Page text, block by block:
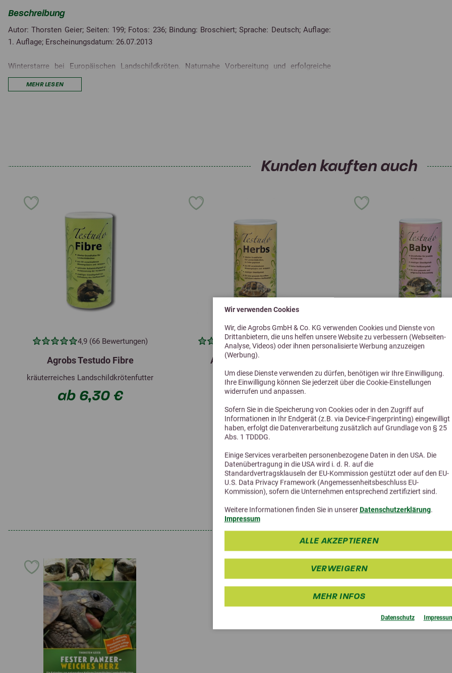
Wir verwenden Cookies
Wir, die Agrobs GmbH & Co. KG verwenden Cookies und Dienste von
Drittanbietern, die uns helfen unsere Website zu verbessern (Webseiten-
Analyse, Videos) oder ihnen personalisierte Werbung anzuzeigen
(Werbung).
Um diese Dienste verwenden zu dürfen, benötigen wir Ihre Einwilligung.
Ihre Einwilligung können Sie jederzeit über die Cookie-Einstellungen
widerrufen und anpassen.
Sofern Sie in die Speicherung von Cookies oder in den Zugriff auf
Informationen in Ihr Endgerät (z.B. via Device-Fingerprinting) eingewilligt
haben, erfolgt die Datenverarbeitung zusätzlich auf Grundlage von § 25
Abs. 1 TDDDG.
Einige Services verarbeiten personenbezogene Daten in den USA. Die
Datenübertragung in die USA wird i. d. R. auf die
Standardvertragsklauseln der EU-Kommission gestützt oder auf den EU-
U.S. Data Privacy Framework (Angemessenheitsbeschluss EU-
Kommission), sofern die Unternehmen entsprechend zertifiziert sind.
Weitere Informationen finden Sie in unsererDatenschutzerklärung.
Impressum
ALLE AKZEPTIEREN
VERWEIGERN
MEHR INFOS
Datenschutz
Beschreibung
Autor: Thorsten Geier; Seiten: 199; Fotos: 236; Bindung: Broschiert; Sprache: Deutsch; Auflage:
1. Auflage; Erscheinungsdatum: 26.07.2013
Winterstarre bei Europäischen Landschildkröten. Naturnahe Vorbereitung und erfolgreiche
Überwinterung - Für den Schildkrötenfreund eine Herausforderung, für seine Lieblinge eine
Notwendigkeit: die alljährliche Winterstarre. Dieser Ratgeber richtet sich sowohl an Leser, die
bereits als Voraussetzung für eine erfolgreiche Überwinterung zählt. Die Winterstarre-
wichtige Informationen von Tierarzt Frank Mittenzwei, eine Monatsübersicht zur Winterstarre
und viele hilfreiche Abbildungen.
MEHR LESEN
Kunden kauften auch
4,9 (66 Bewertungen)
Agrobs Testudo Fibre
kräuterreiches Landschildkrötenfutter
ab 6,30 €
4,8 (79 Bewertungen)
Agrobs Testudo Herbs
Landschildkrötenfutter
ab 6,30 €
4,1 (18
für juvenile
Alternative Produkte